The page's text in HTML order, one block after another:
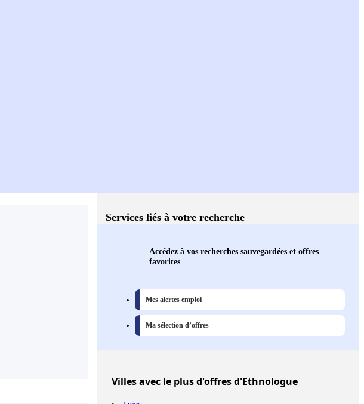
Services liés à votre recherche
Accédez à vos recherches sauvegardées et offres
favorites
Mes alertes emploi
Ma sélection d’offres
Villesavec le plus d'offres d'Ethnologue